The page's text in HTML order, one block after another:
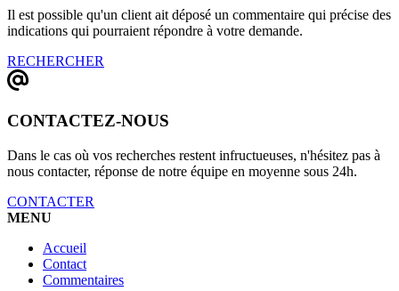
Il est possible qu'un client ait déposé un commentaire qui précise des
indications qui pourraient répondre à votre demande.
RECHERCHER
CONTACTEZ-NOUS
Dans le cas où vos recherches restent infructueuses, n'hésitez pas à
nous contacter, réponse de notre équipe en moyenne sous 24h.
CONTACTER
MENU
Accueil
Contact
Commentaires